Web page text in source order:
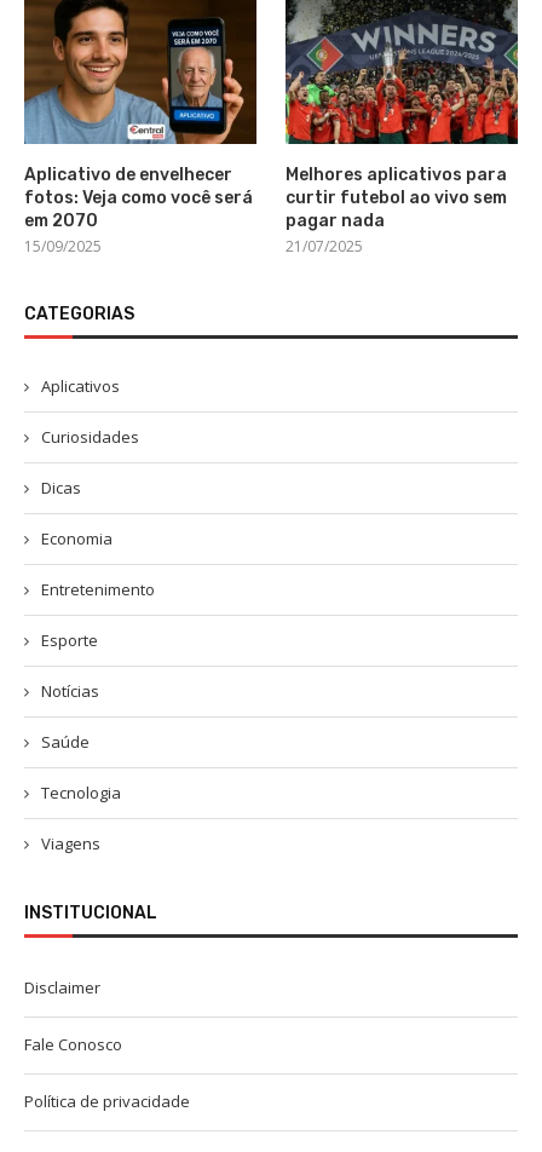
Aplicativo de envelhecer
fotos: Veja como você será
em 2070
15/09/2025
Melhores aplicativos para
curtir futebol ao vivo sem
pagar nada
21/07/2025
CATEGORIAS
Aplicativos
Curiosidades
Dicas
Economia
Entretenimento
Esporte
Notícias
Saúde
Tecnologia
Viagens
INSTITUCIONAL
Disclaimer
Fale Conosco
Política de privacidade